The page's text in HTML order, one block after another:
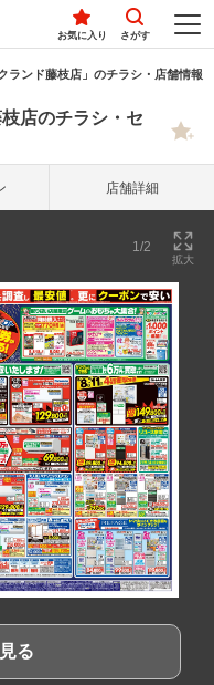
お気に入り さがす
ランド藤枝店」のチラシ・店舗情報
店のチラシ・セ
店舗詳細
1/2
拡大
る